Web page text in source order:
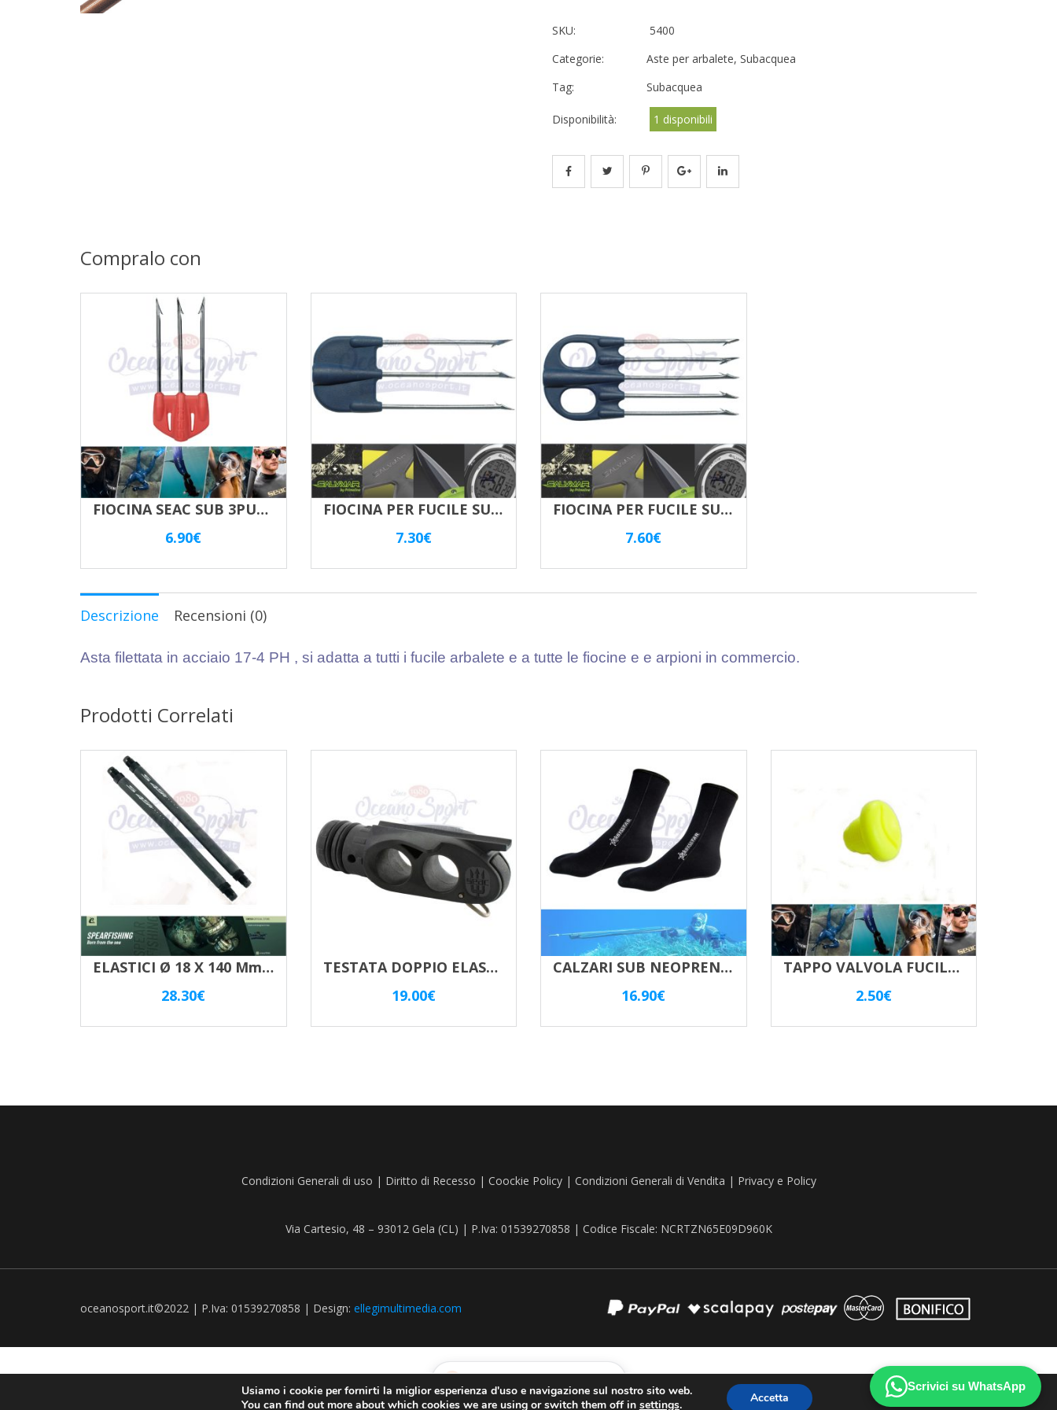
Scrivici su WhatsApp
SKU:
5400
Categorie:
Aste per arbalete, Subacquea
Tag:
Subacquea
Disponibilità: 1 disponibili
Compralo con
FIOCINA SEAC SUB 3PUNTE KILLER RED
6.90€
FIOCINA PER FUCILE SUB 3 PUNTE JET SALVIMAR
7.30€
FIOCINA PER FUCILE SUB JET 5 PUNTE SALVIMAR
7.60€
Descrizione Recensioni (0)
Asta filettata in acciaio 17-4 PH , si adatta a tutti i fucile arbalete e a tutte le fiocine e e arpioni in commercio.
Prodotti Correlati
ELASTICI Ø 18 X 140 Mm S45 CRESSI SUB PER FUCILE 45/50
28.30€
TESTATA DOPPIO ELASTICO – 26MM OPEN SEAC SUB FIRE TARGHET 2
19.00€
CALZARI SUB NEOPRENE 5,0 Mm
16.90€
TAPPO VALVOLA FUCILE ASSO SEAC SUB
2.50€
Condizioni Generali di uso | Diritto di Recesso | Coockie Policy| Condizioni Generali di Vendita | Privacy e Policy
Via Cartesio, 48 – 93012 Gela (CL) | P.Iva: 01539270858 | Codice Fiscale: NCRTZN65E09D960K
oceanosport.it©2022 | P.Iva: 01539270858 | Design: ellegimultimedia.com
Usiamo i cookie per fornirti la miglior esperienza d'uso e navigazione sul nostro sito web.
You can find out more about which cookies we are using or switch them off in settings. Accetta
Recedere dal contratto qui